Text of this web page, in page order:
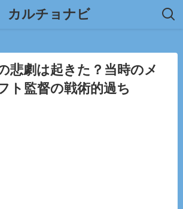
カルチョナビ
悲劇は起きた？当時のメ
ト監督の戦術的過ち